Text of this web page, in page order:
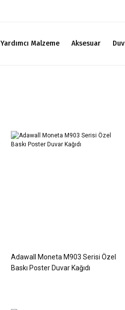
Yardımcı Malzeme Aksesuar
Adawall Moneta M903 Serisi Özel
Baskı Poster Duvar Kağıdı